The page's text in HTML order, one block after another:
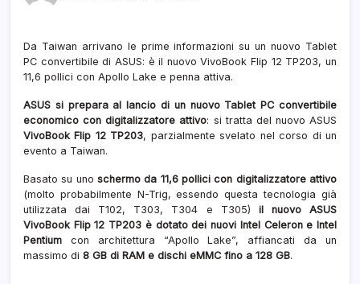
un
con
Da Taiwan arrivano le prime informazioni su un nuovo Tablet
PC convertibile di ASUS: è il nuovo VivoBook Flip 12 TP203, un
11,6 pollici con Apollo Lake e penna attiva.
ASUS si prepara al lancio di un nuovo Tablet PC convertibile
economico con digitalizzatore attivo: si tratta del nuovo ASUS
VivoBook Flip 12 TP203, parzialmente svelato nel corso di un
evento a Taiwan.
Basato su uno schermo da 11,6 pollici con digitalizzatore attivo
(molto probabilmente N-Trig, essendo questa tecnologia già
utilizzata dai T102, T303, T304 e T305) il nuovo ASUS
VivoBook Flip 12 TP203 è dotato dei nuovi Intel Celeron e Intel
Pentium con architettura “Apollo Lake”, affiancati da un
massimo di 8 GB di RAM e dischi eMMC fino a 128 GB.